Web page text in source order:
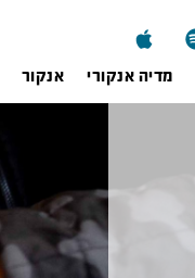
מדיה אנקורי אנקור